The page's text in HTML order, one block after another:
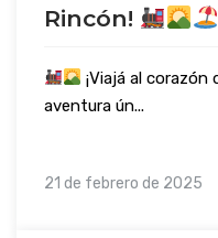
Rincón!
¡Viajá al
aventura ún...
21 de febrero de 2025